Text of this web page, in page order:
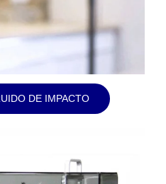
DE IMPACTO